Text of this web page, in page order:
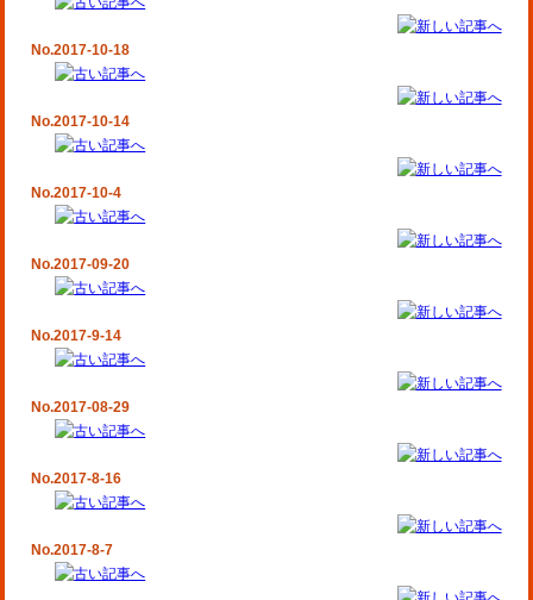
No.2017-10-18
No.2017-10-14
No.2017-10-4
No.2017-09-20
No.2017-9-14
No.2017-08-29
No.2017-8-16
No.2017-8-7